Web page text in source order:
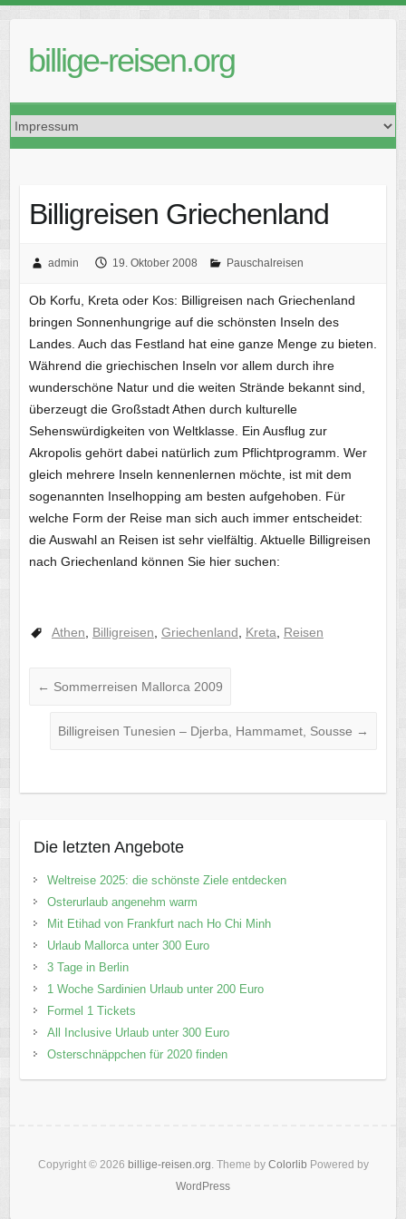
contentbillige-reisen.org
Billigreisen Griechenland
admin 19. Oktober 2008 Pauschalreisen
Ob Korfu, Kreta oder Kos: Billigreisen nach Griechenland
bringen Sonnenhungrige auf die schönsten Inseln des
Landes. Auch das Festland hat eine ganze Menge zu bieten.
Während die griechischen Inseln vor allem durch ihre
wunderschöne Natur und die weiten Strände bekannt sind,
überzeugt die Großstadt Athen durch kulturelle
Sehenswürdigkeiten von Weltklasse. Ein Ausflug zur
Akropolis gehört dabei natürlich zum Pflichtprogramm. Wer
gleich mehrere Inseln kennenlernen möchte, ist mit dem
sogenannten Inselhopping am besten aufgehoben. Für
welche Form der Reise man sich auch immer entscheidet:
die Auswahl an Reisen ist sehr vielfältig. Aktuelle Billigreisen
nach Griechenland können Sie hier suchen:
Athen Billigreisen Griechenland Kreta Reisen
← Sommerreisen Mallorca 2009
Billigreisen Tunesien – Djerba, Hammamet, Sousse →
Die letzten Angebote
Weltreise 2025: die schönste Ziele entdecken
Osterurlaub angenehm warm
Mit Etihad von Frankfurt nach Ho Chi Minh
Urlaub Mallorca unter 300 Euro
3 Tage in Berlin
1 Woche Sardinien Urlaub unter 200 Euro
Formel 1 Tickets
All Inclusive Urlaub unter 300 Euro
Osterschnäppchen für 2020 finden
Copyright © 2026 billige-reisen.org. Theme by Colorlib Powered by
WordPress